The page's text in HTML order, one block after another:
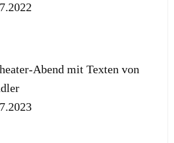
Abend mit Texten von